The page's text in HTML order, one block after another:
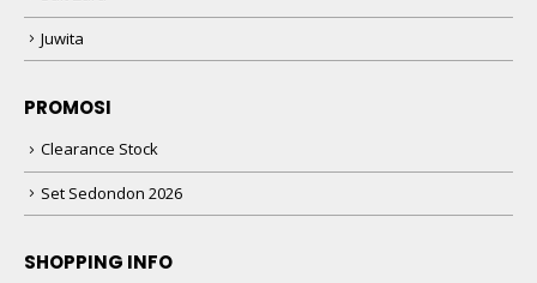
Juwita
PROMOSI
Clearance Stock
Set Sedondon 2026
SHOPPING INFO